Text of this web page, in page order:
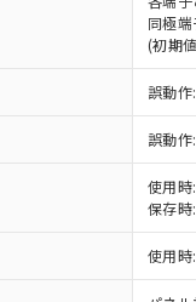
同極
(初期
誤動
誤動
使用
保存
使用
況および標準価格照会
ている更新日時点での
づき作成されるもので
た時点での実際の在庫
とは異なる場合がある
納期状況および標準価
取引先、またはお客様
制御機器販売店・当社
ン制御機器販売店や当
更することがあります。
1000ppm以下、ポリ臭
以下、ポリ臭化ジフェニ
以下、フタル酸ビス(2-エ
名：DOP) 1000ppm以下、フ
） 1000ppm以下、フタル
以下、フタル酸ジイソ
除く。
ル類の４物質については閾
いことを確認しています。
確認です。当社販売部
物質の基準値 (GB/T26572)：
、 Hg(水銀) : 1000ppm、
ム) : 1000ppm、 PBBs(ポリ
ブチル) : 1000ppm、 DIBP(
1000ppm、 BBP(フタル酸ブチ
ビス(2-エチルヘキシル)) :
よび外国貿易法に定め
｢規制貨物等」という）
国外への提供する場合
の輸出許可(または役
取得するなどの必要な
規制貨物を破棄する場
砕するなど、違法に輸
必要な手段を講じます
貴社製品を、核兵器、
学兵器、生物兵器また
びにこれらの製造装置
一定数以上の在庫あり
一定数には満たないが在
在庫なし(最新の在庫状